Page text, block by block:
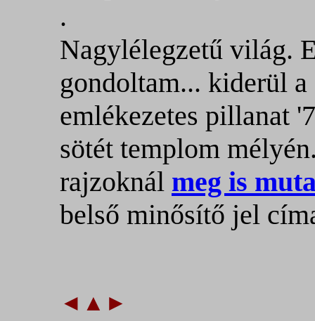
.
Nagylélegzetű világ.
gondoltam... kiderül
emlékezetes pillanat
sötét templom
rajzoknál meg is
belső minősítő jel
◄ ▲ ►